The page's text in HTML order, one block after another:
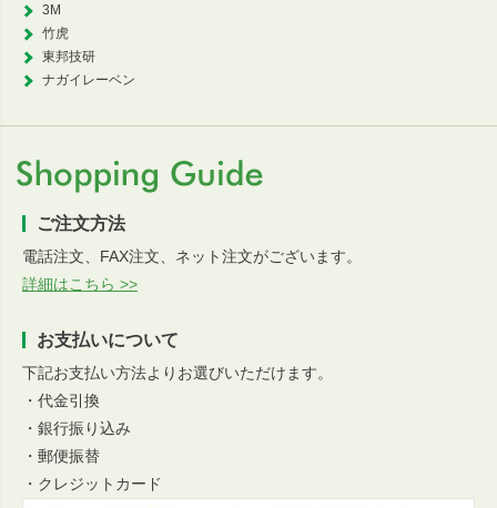
3M
竹虎
東邦技研
ナガイレーベン
ご注文方法
電話注文、FAX注文、ネット注文がございます。
詳細はこちら >>
お支払いについて
下記お支払い方法よりお選びいただけます。
・代金引換
・銀行振り込み
・郵便振替
・クレジットカード